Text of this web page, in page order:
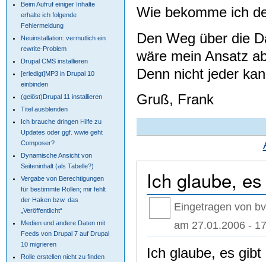
Wie bekomme ich
Den Weg über die
wäre mein Ansatz
Denn nicht jeder
Gruß, Frank
Ich glaube,
Eingetragen von
am 27.01.2006 -
Ich glaube, es
Beim Aufruf einiger Inhalte
erhalte ich folgende
Fehlermeldung
Neuinstallation: vermutlich ein
rewrite-Problem
Drupal CMS installieren
[erledigt]MP3 in Drupal 10
einbinden
(gelöst)Drupal 11 installieren
Titel ausblenden
Ich brauche dringen Hilfe zu
Updates oder ggf. wwie geht
Composer?
Dynamische Ansicht von
Seiteninhalt (als Tabelle?)
Vergabe von Berechtigungen
für bestimmte Rollen; mir fehlt
der Haken bzw. das
„Veröffentlicht“
Medien und andere Daten mit
Feeds von Drupal 7 auf Drupal
10 migrieren
Rolle erstellen nicht zu finden